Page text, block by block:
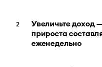
Увеличьте доход
прироста
еженедельно